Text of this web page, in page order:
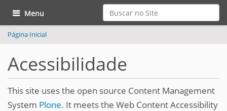
Busca
Busca Avançada…
Toggle navigation
Página Inicial
Acessibilidade
This site uses the open source Content Management
System Plone. It meets the Web Content Accessibility